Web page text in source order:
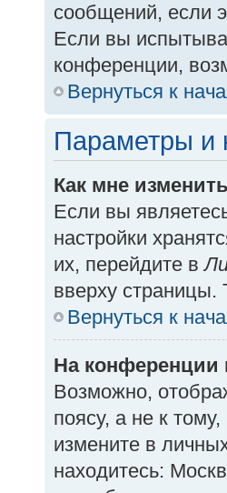
сообщений, если
Если вы
конференции,
Вернуться к
Параметры и
Как мне
Если вы
настройки
их, перейдите в
вверху страницы.
Вернуться к
На конференции
Возможно,
поясу, а не к
измените в
находитесь: